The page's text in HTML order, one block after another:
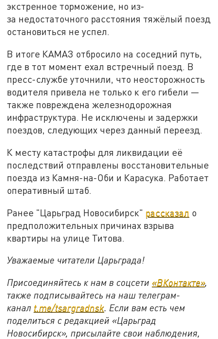
экстренное торможение, но из-
за недостаточного расстояния тяжёлый поезд
остановиться не успел.
В итоге КАМАЗ отбросило на соседний путь,
где в тот момент ехал встречный поезд. В
пресс-службе уточнили, что неосторожность
водителя привела не только к его гибели —
также повреждена железнодорожная
инфраструктура. Не исключены и задержки
поездов, следующих через данный переезд.
К месту катастрофы для ликвидации её
последствий отправлены восстановительные
поезда из Камня-на-Оби и Карасука. Работает
оперативный штаб.
Ранее "Царьград Новосибирск" рассказал о
предположительных причинах взрыва
квартиры на улице Титова.
Уважаемые читатели Царьграда!
Присоединяйтесь к нам в соцсети «ВКонтакте»,
также подписывайтесь на наш телеграм-
канал t.me/tsargradnsk. Если вам есть чем
поделиться с редакцией «Царьград
Новосибирск», присылайте свои наблюдения,